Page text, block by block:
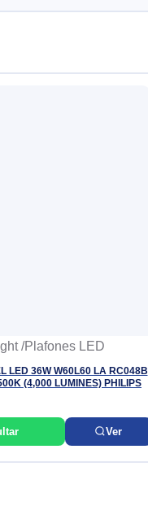
/Plafones LED
LED 36W W60L60 LA RC048B
(4,000 LUMINES) PHILIPS
Ver